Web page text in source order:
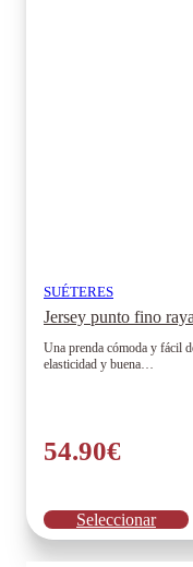
SUÉTERES
Jersey punto fino
Una prenda cómoda y fácil
elasticidad y buena…
54.90€
Seleccionar